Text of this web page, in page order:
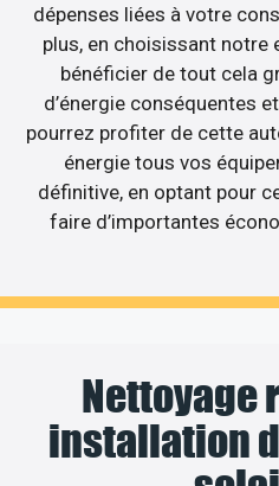
dépenses liées à votre
plus, en choisissant notre
bénéficier de tout cela
d’énergie conséquentes
pourrez profiter de cette
énergie tous vos
définitive, en optant pour
faire d’importantes
Nettoyage
installation